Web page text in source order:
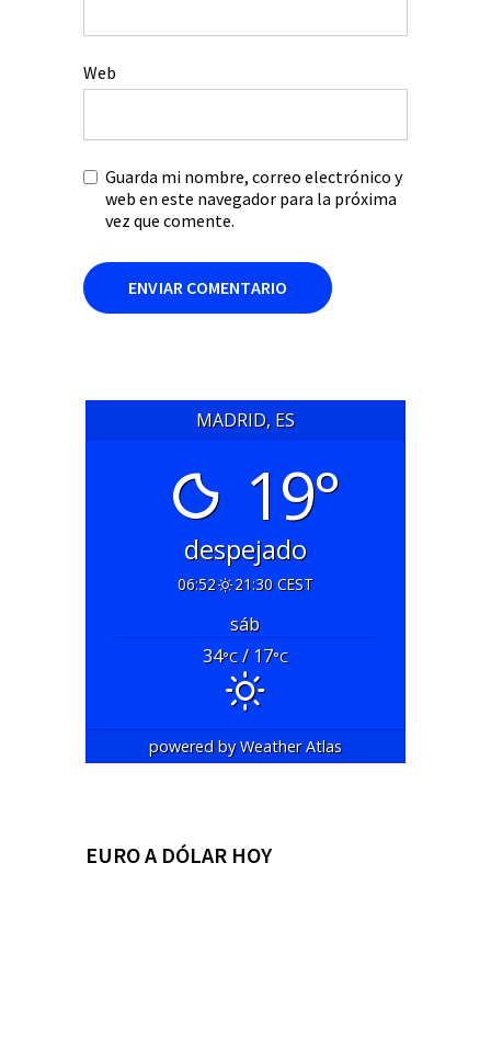
Web
Guarda mi nombre, correo electrónico y
web en este navegador para la próxima
vez que comente.
MADRID, ES
19°
despejado
06:52 21:30 CEST
sáb
34°C/ 17°C
powered byWeather Atlas
EURO A DÓLAR HOY